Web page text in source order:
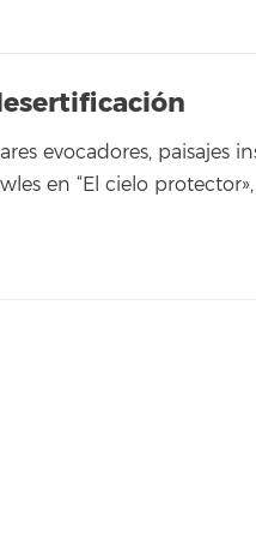
evocadores, paisajes
en “El cielo